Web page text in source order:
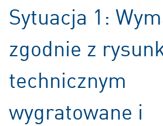
Sytuacja 1:
zgodnie z
technicznym
wygratowane i